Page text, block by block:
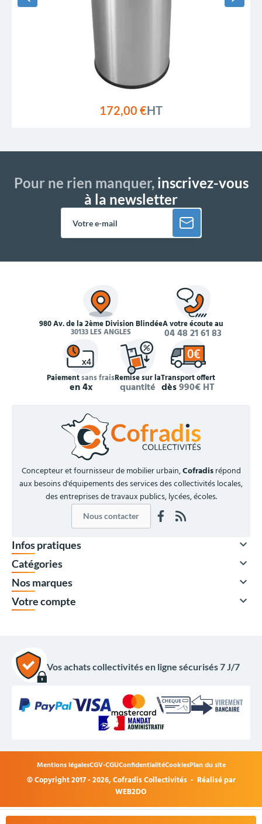
129,00 €
154,80 €TTC
172,00 €HT
Pour ne rien manquer,inscrivez-vous
à la newsletter
980 Av. de la 2ème Division Blindée
30133 LES ANGLES
À votre écoute au
04 48 21 61 83
Paiementsans frais
en 4x
Remise sur la
quantité
Transport offert
dès990€ HT
Concepteur et fournisseur de mobilier urbain,Cofradisrépond
aux besoins d'équipements des services des collectivités locales,
des entreprises de travaux publics, lycées, écoles.
Nous contacter
Infos pratiques 
Catégories 
Nos marques 
Votre compte 
Vos achats collectivités en ligne sécurisés 7 J/7
© Copyright 2017 - 2026,Cofradis Collectivités - Réalisé par
WEB2DO
Mentions légalesCGV-CGUConfidentialitéCookiesPlan du site